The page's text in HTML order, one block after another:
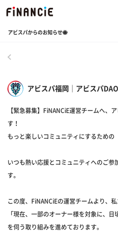
アビスパからのお知らせ🐝
アビスパ福岡｜アビスパDAO
【緊急募集】FiNANCiE運営チームへ、
す！
もっと楽しいコミュニティにするための
いつも熱い応援とコミュニティへのご
す。
この度、FiNANCiEの運営チームより、
「現在、一部のオーナー様を対象に、
を伺う取り組みを進めております。